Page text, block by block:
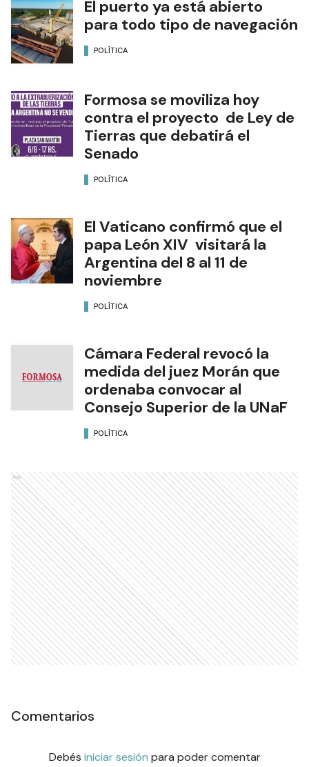
El puerto ya está abierto
para todo tipo de navegación
POLÍTICA
Formosa se moviliza hoy
contra el proyecto de Ley de
Tierras que debatirá el
Senado
POLÍTICA
El Vaticano confirmó que el
papa León XIV visitará la
Argentina del 8 al 11 de
noviembre
POLÍTICA
Cámara Federal revocó la
medida del juez Morán que
ordenaba convocar al
Consejo Superior de la UNaF
POLÍTICA
Ads
Comentarios
Debés iniciar sesión para poder comentar